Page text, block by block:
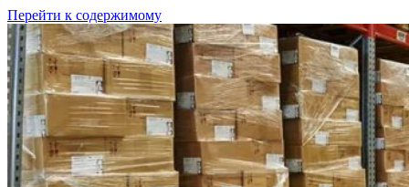
Перейти к содержимому